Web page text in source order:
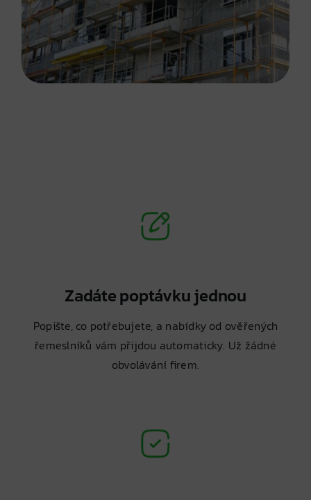
Zadáte poptávku jednou
Popište, co potřebujete, a nabídky od ověřených
řemeslníků vám přijdou automaticky. Už žádné
obvolávání firem.